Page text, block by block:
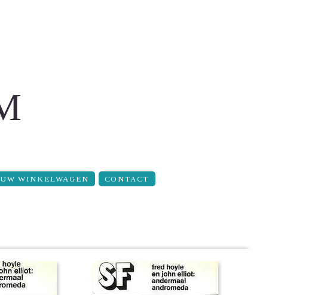
UW WINKELWAGEN CONTACT